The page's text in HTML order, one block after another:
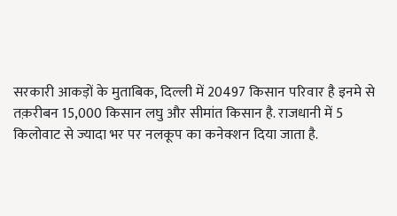
सरकारी आकड़ों के मुताबिक, दिल्ली में 20497 किसान परिवार है इनमे से
तक़रीबन 15,000 किसान लघु और सीमांत किसान है. राजधानी में 5
किलोवाट से ज्यादा भर पर नलकूप का कनेक्शन दिया जाता है.